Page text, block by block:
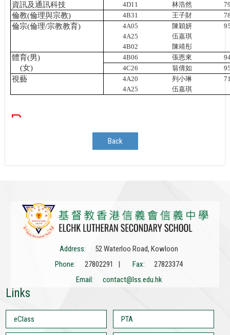
資訊及通訊科技 4D11 林浩然
倫教(倫理與宗教) 4B31 王子財
倫宗(倫理/宗教教育)
4A05
4A25
4B02
陳穎妍
伍嘉琪
陳靖彤
體育(男) 4B06 張恩來
(女) 4C26 翁倩如
視藝
4A20
4A25
列小琳
伍嘉琪
Back
Address:
52 Waterloo Road, Kowloon
Phone:
27802291 | Fax:
27823374
Email:
contact@lss.edu.hk
Links
eClass PTA